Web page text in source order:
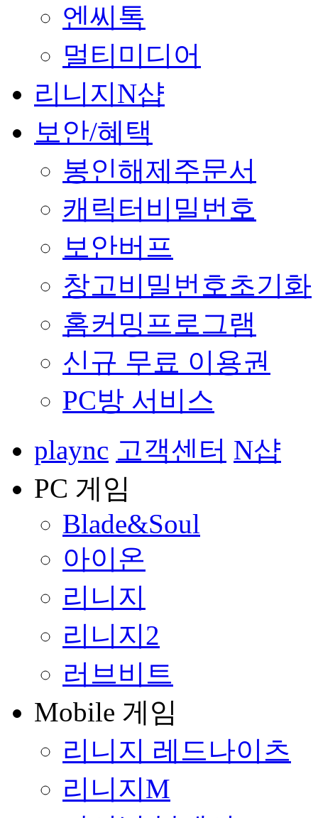
엔씨톡
멀티미디어
리니지N샵
보안/혜택
봉인해제주문서
캐릭터비밀번호
보안버프
창고비밀번호초기화
홈커밍프로그램
신규 무료 이용권
PC방 서비스
plaync 고객센터 N샵
PC 게임
Blade&Soul
아이온
리니지
리니지2
러브비트
Mobile 게임
리니지 레드나이츠
리니지M